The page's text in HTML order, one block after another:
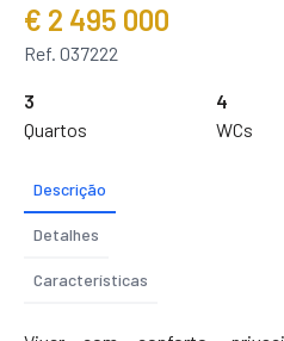
€ 2 495 000
Ref. 037222
3
Quartos
4
WCs
Descrição
Detalhes
Características